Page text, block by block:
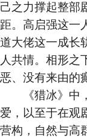
己之力撑起整部
距。高启强这一
道大佬这一成长
人共情。相形之
恶、没有来由的
《猎冰》中，
爱，以至于在观
营构，自然与高